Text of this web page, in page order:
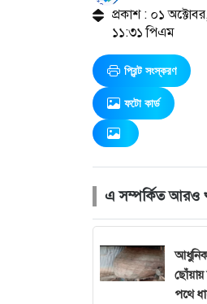
প্রকাশ : ০১
১১:৩১ পিএম
প্রিন্ট সংস্করণ
ফটো কার্ড
এ সম্পর্কিত আরও
ছোঁয়ায়
পথে